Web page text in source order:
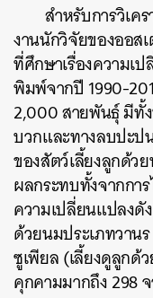
สำหรับการวิเค
งานนักวิจัยของออส
ที่ศึกษาเรื่องความเ
พิมพ์จากปี 1990-
2,000 สายพันธ์ุ มีทั้
บวกและทางลบปะป
ของสัตว์เลี้ยงลูกด้ว
ผลกระทบทั้งจากกา
ความเปลี่ยนแปลงดั
ด้วยนมประเภทวาน
ซูเพียล (เลี้ยงดูลูก
คุกคามมากถึง 298